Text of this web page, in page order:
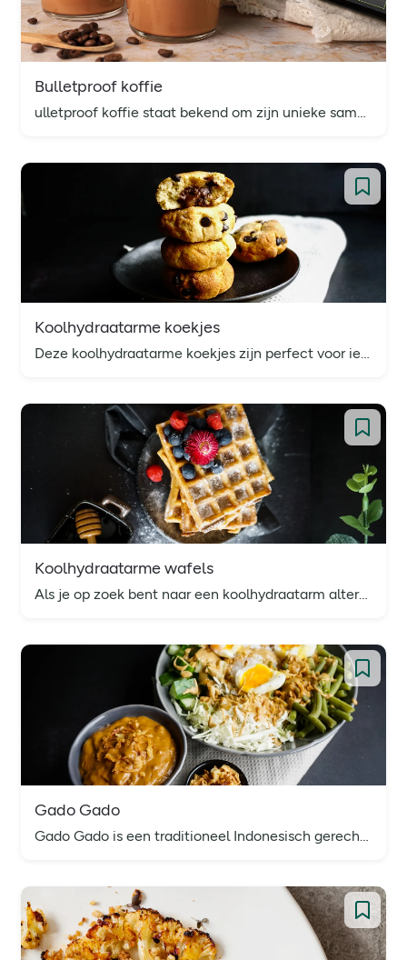
Bulletproof koffie
Koolhydraatarme koekjes
Deze koolhydraatarme koekjes zijn perfect voor iedereen die op zoek is naar een gezondere optie, maar toch wil genieten van de smaak en textuur van traditionele koekjes.
Koolhydraatarme wafels
Als je op zoek bent naar een koolhydraatarm alternatief voor traditionele wafels, dan zul je zeker genieten van dit smaakvolle keto wafels recept! Ze zijn gemaakt met ingrediënten die passen binnen een koolhydraatarm dieet, maar ze behouden nog steeds die heerlijke luchtigheid en knapperigheid waar wafels om bekend staan.
Gado Gado